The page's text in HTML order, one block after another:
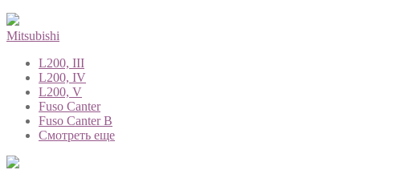
Mitsubishi
L200, III
L200, IV
L200, V
Fuso Canter
Fuso Canter B
Смотреть еще